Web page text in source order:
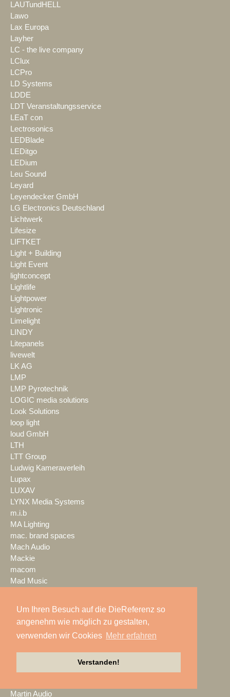
Um Ihren Besuch auf die DieReferenz so
angenehm wie möglich zu gestalten,
verwenden wir Cookies Mehr erfahren
Verstanden!
LAUTundHELL
Lawo
Lax Europa
Layher
LC - the live company
LClux
LCPro
LD Systems
LDDE
LDT Veranstaltungsservice
LEaT con
Lectrosonics
LEDBlade
LEDitgo
LEDium
Leu Sound
Leyard
Leyendecker GmbH
LG Electronics Deutschland
Lichtwerk
Lifesize
LIFTKET
Light + Building
Light Event
lightconcept
Lightlife
Lightpower
Lightronic
Limelight
LINDY
Litepanels
livewelt
LK AG
LMP
LMP Pyrotechnik
LOGIC media solutions
Look Solutions
loop light
loud GmbH
LTH
LTT Group
Ludwig Kameraverleih
Lupax
LUXAV
LYNX Media Systems
m.i.b
MA Lighting
mac. brand spaces
Mach Audio
Mackie
macom
Mad Music
Magic Event- und
Medientechnik
Magic Sky
marbet
Martin Audio